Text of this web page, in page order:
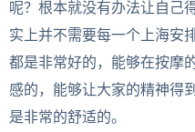
呢？根本就没有办法让自己
实上并不需要每一个上海安
都是非常好的，能够在按摩
感的，能够让大家的精神得
是非常的舒适的。